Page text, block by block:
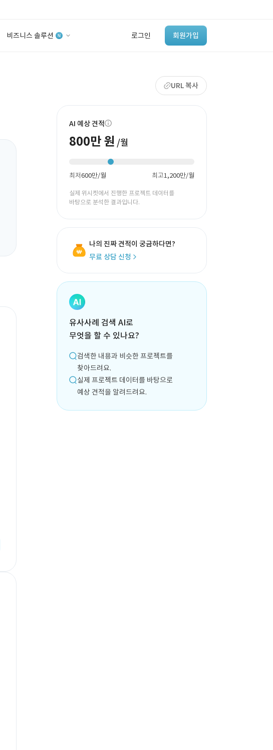
비즈니스 솔루션 로그인 회원가입
‘이런 거’ 만들어본
개발 회사 있어?
바로가기
URL 복사
AI 예상 견적
800만 원 /월
최저600만/월 최고1,200만/월
실제 위시켓에서 진행한 프로젝트 데이터를
바탕으로 분석한 결과입니다.
나의 진짜 견적이 궁금하다면?
무료 상담 신청
유사사례 검색 AI로
무엇을 할 수 있나요?
검색한 내용과 비슷한 프로젝트를
찾아드려요.
실제 프로젝트 데이터를 바탕으로
예상 견적을 알려드려요.